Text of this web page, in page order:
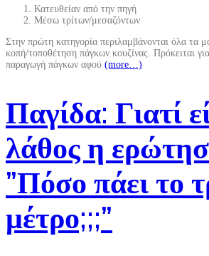
Κατευθείαν από την πηγή
Μέσω τρίτων/μεσαζόντων
Στην πρώτη κατηγορία περιλαμβάνονται όλα τα
κοπή/τοποθέτηση πάγκων κουζίνας. Πρόκειται
παραγωγή πάγκων αφού (more…)
Παγίδα: Γιατί
λάθος η
”Πόσο πάει το
μέτρο;;;”